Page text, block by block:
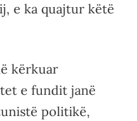
e ka quajtur këtë
kërkuar
e fundit janë
politikë,